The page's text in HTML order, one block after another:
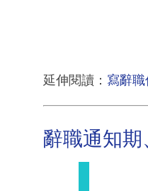
延伸閱讀： 寫辭
辭職通知期